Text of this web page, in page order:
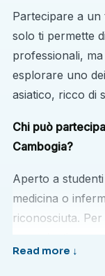
Partecipare a un
solo ti permette
professionali,
esplorare uno
asiatico, ricco di
Chi può
Cambogia?
Aperto a
medicina o
riconosciuta.
medico.